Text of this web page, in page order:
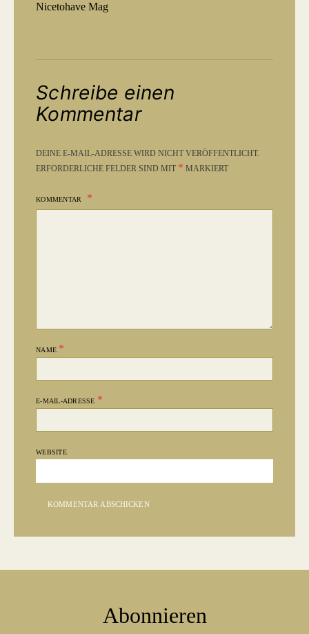
Nicetohave Mag
Schreibe einen
Kommentar
DEINE E-MAIL-ADRESSE WIRD NICHT VERÖFFENTLICHT.
ERFORDERLICHE FELDER SIND MIT * MARKIERT
KOMMENTAR
NAME *
E-MAIL-ADRESSE *
WEBSITE
Abonnieren